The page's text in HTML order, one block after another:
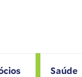
Saúde